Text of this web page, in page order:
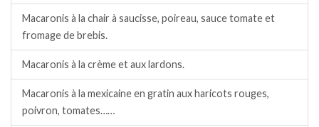
Macaronis à la chair à saucisse, poireau, sauce tomate et
fromage de brebis.
Macaronis à la crème et aux lardons.
Macaronis à la mexicaine en gratin aux haricots rouges,
poivron, tomates……